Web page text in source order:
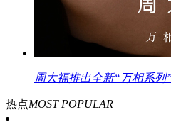
周大福推出全新“万相系
热点MOST POPULAR